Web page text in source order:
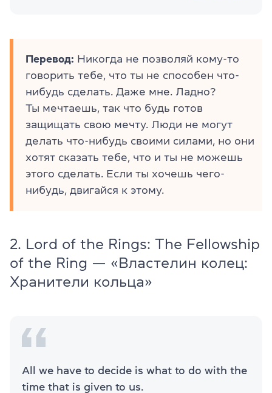
Перевод: Никогда не позволяй кому-то
говорить тебе, что ты не способен что-
нибудь сделать. Даже мне. Ладно?
Ты мечтаешь, так что будь готов
защищать свою мечту. Люди не могут
делать что-нибудь своими силами, но они
хотят сказать тебе, что и ты не можешь
этого сделать. Если ты хочешь чего-
нибудь, двигайся к этому.
2. Lord of the Rings: The Fellowship
of the Ring — «Властелин колец:
Хранители кольца»
All we have to decide is what to do with the
time that is given to us.